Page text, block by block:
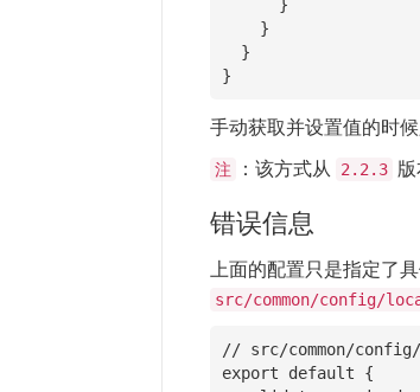
}
手动获取并设置值的时
注 ：该方式从 2.2.3
错误信息
上面的配置只是指定了
src/common/config/
// src/common/
export default {